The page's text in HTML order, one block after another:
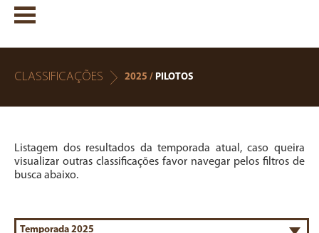
CLASSIFICAÇÕES 2025 / PILOTOS
Listagem dos resultados da temporada atual, caso queira
visualizar outras classificações favor navegar pelos filtros de
busca abaixo.